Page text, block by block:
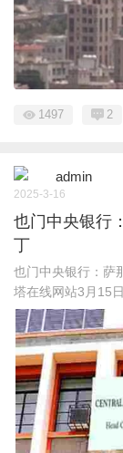
1497 2
admin
2025-3-16
也门中央银行
丁
也门中央银行：萨
塔在线网站3月15